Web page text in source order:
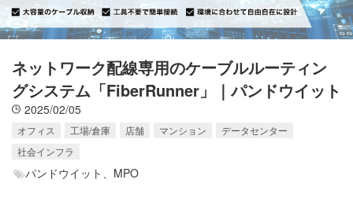
ネットワーク配線専用のケーブルルーティン
グシステム「FiberRunner」｜パンドウイット
2025/02/05
オフィス 工場/倉庫 店舗 マンション
データセンター
社会インフラ
パンドウイット、 MPO